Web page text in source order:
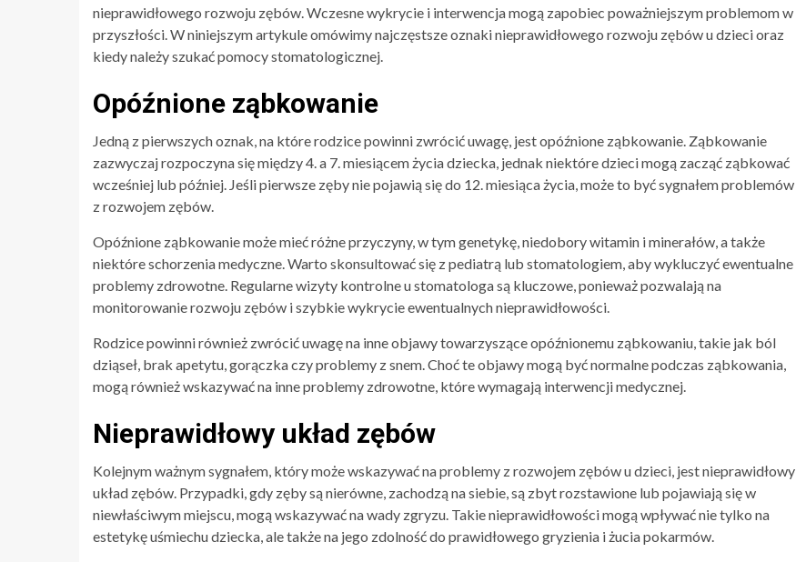
nieprawidłowego rozwoju zębów. Wczesne wykrycie i interwencja mogą zapobiec poważniejszym problemom w
przyszłości. W niniejszym artykule omówimy najczęstsze oznaki nieprawidłowego rozwoju zębów u dzieci oraz
kiedy należy szukać pomocy stomatologicznej.
Opóźnione ząbkowanie
Jedną z pierwszych oznak, na które rodzice powinni zwrócić uwagę, jest opóźnione ząbkowanie. Ząbkowanie
zazwyczaj rozpoczyna się między 4. a 7. miesiącem życia dziecka, jednak niektóre dzieci mogą zacząć ząbkować
wcześniej lub później. Jeśli pierwsze zęby nie pojawią się do 12. miesiąca życia, może to być sygnałem problemów
z rozwojem zębów.
Opóźnione ząbkowanie może mieć różne przyczyny, w tym genetykę, niedobory witamin i minerałów, a także
niektóre schorzenia medyczne. Warto skonsultować się z pediatrą lub stomatologiem, aby wykluczyć ewentualne
problemy zdrowotne. Regularne wizyty kontrolne u stomatologa są kluczowe, ponieważ pozwalają na
monitorowanie rozwoju zębów i szybkie wykrycie ewentualnych nieprawidłowości.
Rodzice powinni również zwrócić uwagę na inne objawy towarzyszące opóźnionemu ząbkowaniu, takie jak ból
dziąseł, brak apetytu, gorączka czy problemy z snem. Choć te objawy mogą być normalne podczas ząbkowania,
mogą również wskazywać na inne problemy zdrowotne, które wymagają interwencji medycznej.
Nieprawidłowy układ zębów
Kolejnym ważnym sygnałem, który może wskazywać na problemy z rozwojem zębów u dzieci, jest nieprawidłowy
układ zębów. Przypadki, gdy zęby są nierówne, zachodzą na siebie, są zbyt rozstawione lub pojawiają się w
niewłaściwym miejscu, mogą wskazywać na wady zgryzu. Takie nieprawidłowości mogą wpływać nie tylko na
estetykę uśmiechu dziecka, ale także na jego zdolność do prawidłowego gryzienia i żucia pokarmów.